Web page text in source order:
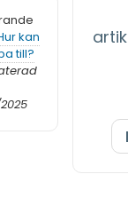
kan
till?